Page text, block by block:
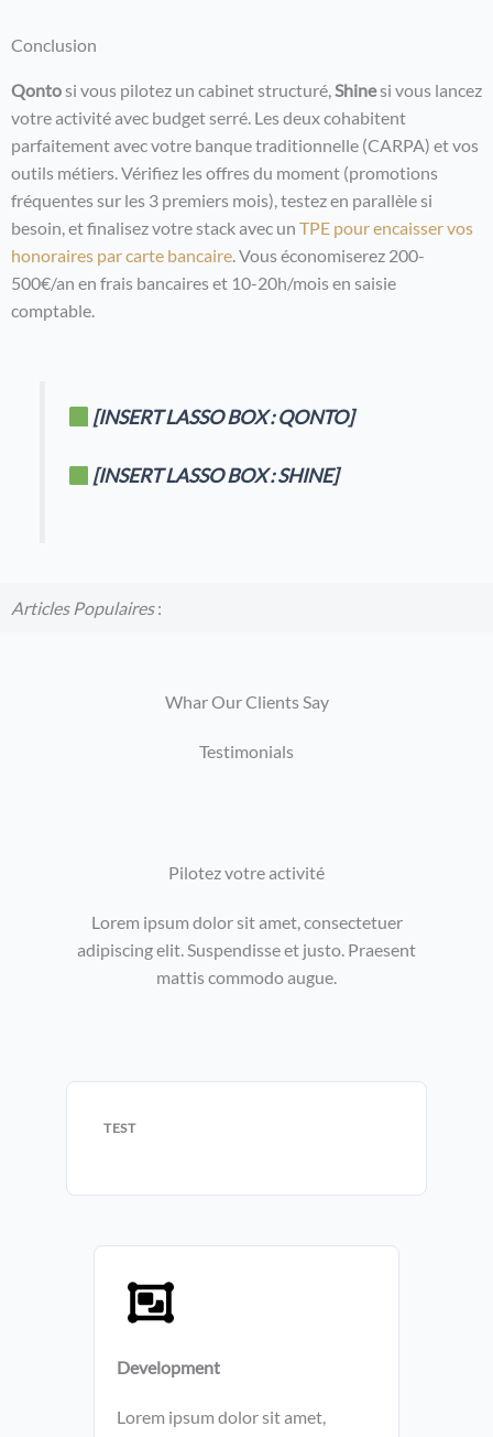
Conclusion
Qontosi vous pilotez un cabinet structuré,Shinesi vous lancez
votre activité avec budget serré. Les deux cohabitent
parfaitement avec votre banque traditionnelle (CARPA) et vos
outils métiers. Vérifiez les offres du moment (promotions
fréquentes sur les 3 premiers mois), testez en parallèle si
besoin, et finalisez votre stack avec un TPE pour encaisser vos
honoraires par carte bancaire. Vous économiserez 200-
500€/an en frais bancaires et 10-20h/mois en saisie
comptable.
[INSERT LASSO BOX : QONTO]
[INSERT LASSO BOX : SHINE]
Articles Populaires:
Whar Our Clients Say
Testimonials
Pilotez votre activité
Lorem ipsum dolor sit amet, consectetuer
adipiscing elit. Suspendisse et justo. Praesent
mattis commodo augue.​
TEST
Development​
Lorem ipsum dolor sit amet,